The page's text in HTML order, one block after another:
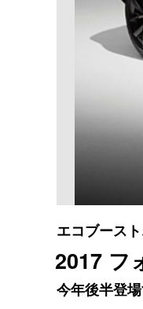
エコブース
2017 フ
今年後半登